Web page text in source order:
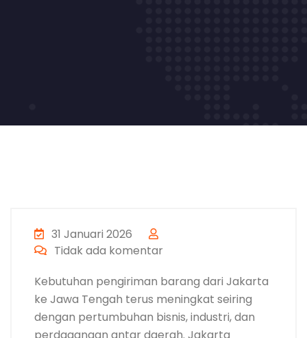
31 Januari 2026
Tidak ada komentar
Kebutuhan pengiriman barang dari Jakarta
ke Jawa Tengah terus meningkat seiring
dengan pertumbuhan bisnis, industri, dan